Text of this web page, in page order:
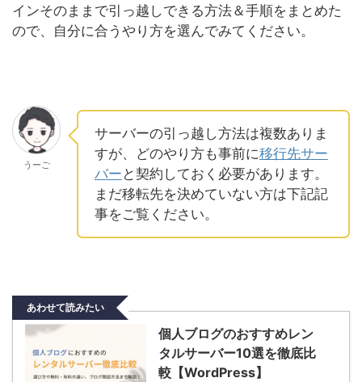
インそのままで引っ越しできる方法＆手順をまとめた
ので、自分に合うやり方を選んでみてください。
うーご
サーバーの引っ越し方法は複数ありま
すが、どのやり方も事前に移行先サー
バー と契約しておく必要があります。
まだ移転先を決めていない方は下記記
事をご覧ください。
あわせて読みたい
個人ブログのおすすめレン
タルサーバー10選を徹底比
較【WordPress】